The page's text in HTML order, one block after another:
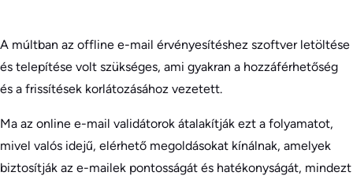
A múltban az offline e-mail érvényesítéshez szoftver letöltése
és telepítése volt szükséges, ami gyakran a hozzáférhetőség
és a frissítések korlátozásához vezetett.
Ma az online e-mail validátorok átalakítják ezt a folyamatot,
mivel valós idejű, elérhető megoldásokat kínálnak, amelyek
biztosítják az e-mailek pontosságát és hatékonyságát, mindezt